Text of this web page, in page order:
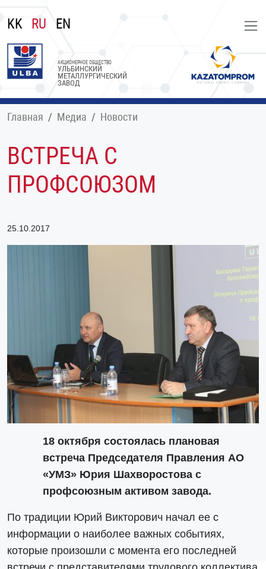
KK RU EN
УЛЬБИНСКИЙ
МЕТАЛЛУРГИЧЕСКИЙ
ЗАВОД
АКЦИОНЕРНОЕ ОБЩЕСТВО
Главная Медиа Новости
ВСТРЕЧА С
ПРОФСОЮЗОМ
25.10.2017
18 октября состоялась плановая
встреча Председателя Правления АО
«УМЗ» Юрия Шахворостова с
профсоюзным активом завода.
По традиции Юрий Викторович начал ее с
информации о наиболее важных событиях,
которые произошли с момента его последней